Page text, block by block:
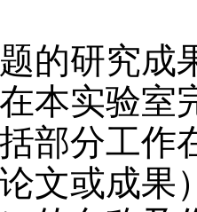
的研究成
本实验室
部分工作
文或成果